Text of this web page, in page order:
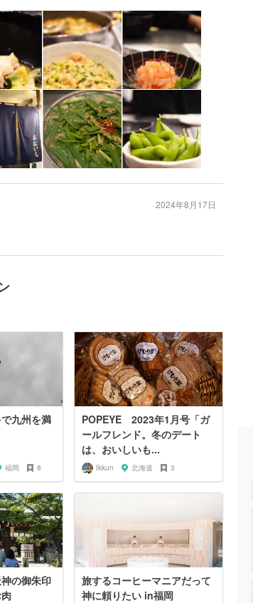
2024年8月17日
九州を満
福岡 8
POPEYE 2023年1月号「ガ
ールフレンド。冬のデート
は、おいしいも...
Ikkun 北海道 3
神の御朱印
旅するコーヒーマニアだって
神に頼りたい in福岡